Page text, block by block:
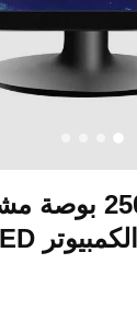
الكمبيوتر 1280x1024 LED